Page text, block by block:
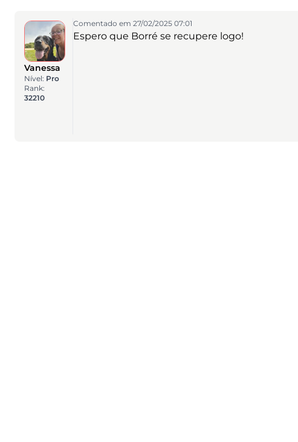
Vanessa
Nível: Pro
Rank:
32210
Comentado em 27/02/2025 07:01
Espero que Borré se recupere logo!